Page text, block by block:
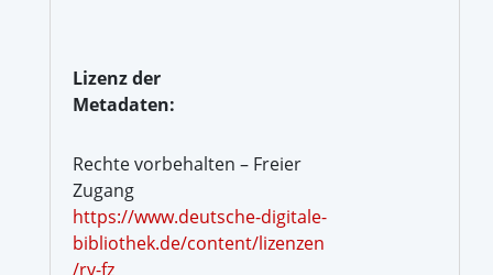
Lizenz der
Metadaten:
Rechte vorbehalten – Freier
Zugang
https://www.deutsche-digitale-
bibliothek.de/content/lizenzen
/rv-fz